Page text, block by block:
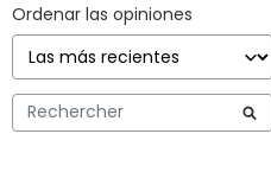
Ordenar las opiniones